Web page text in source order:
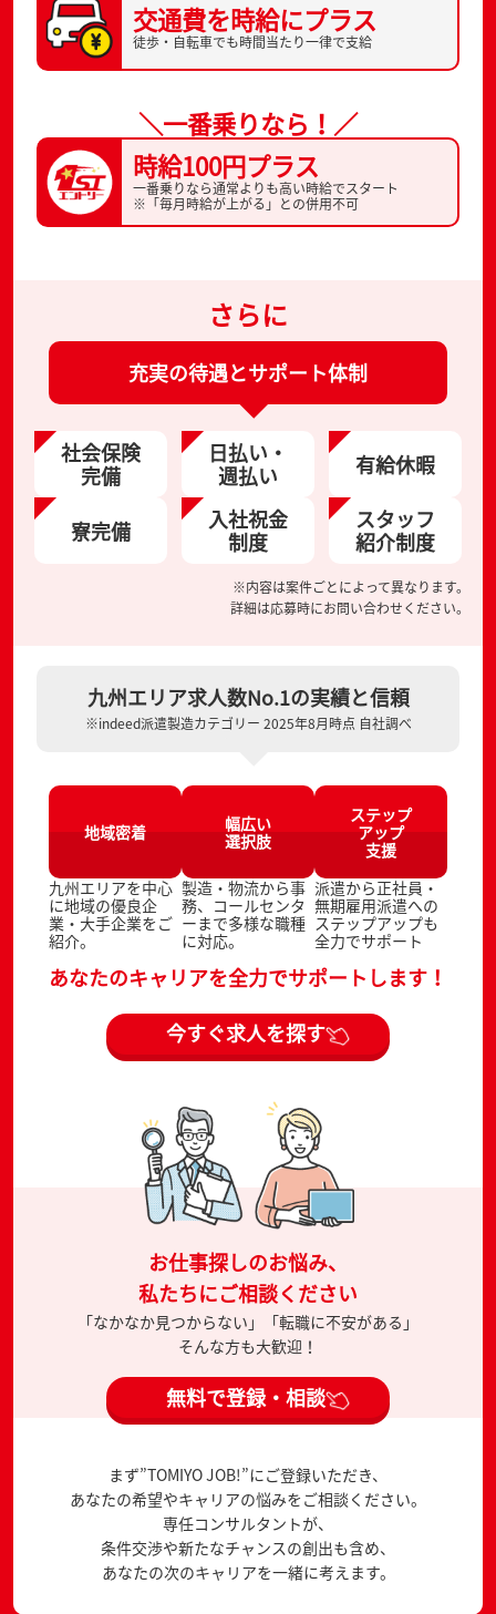
交通費を時給にプラス
徒歩・自転車でも時間当たり一律で支給
＼一番乗りなら！／
時給100円プラス
一番乗りなら通常よりも高い時給でスタート
※「毎月時給が上がる」との併用不可
さらに
充実の待遇とサポート体制
社会保険
完備
日払い・
週払い 有給休暇
寮完備 入社祝金
制度
スタッフ
紹介制度
※内容は案件ごとによって異なります。
詳細は応募時にお問い合わせください。
九州エリア求人数No.1の実績と信頼
※indeed派遣製造カテゴリー 2025年8月時点 自社調べ
地域密着
九州エリアを中心
に地域の優良企
業・大手企業をご
紹介。
幅広い
選択肢
製造・物流から事
務、コールセンタ
ーまで多様な職種
に対応。
ステップ
アップ
支援
派遣から正社員・
無期雇用派遣への
ステップアップも
全力でサポート
あなたのキャリアを全力でサポートします！
今すぐ求人を探す
お仕事探しのお悩み、
私たちにご相談ください
「なかなか見つからない」「転職に不安がある」
そんな方も大歓迎！
無料で登録・相談
まず”TOMIYO JOB!”にご登録いただき、
あなたの希望やキャリアの悩みをご相談ください。
専任コンサルタントが、
条件交渉や新たなチャンスの創出も含め、
あなたの次のキャリアを一緒に考えます。